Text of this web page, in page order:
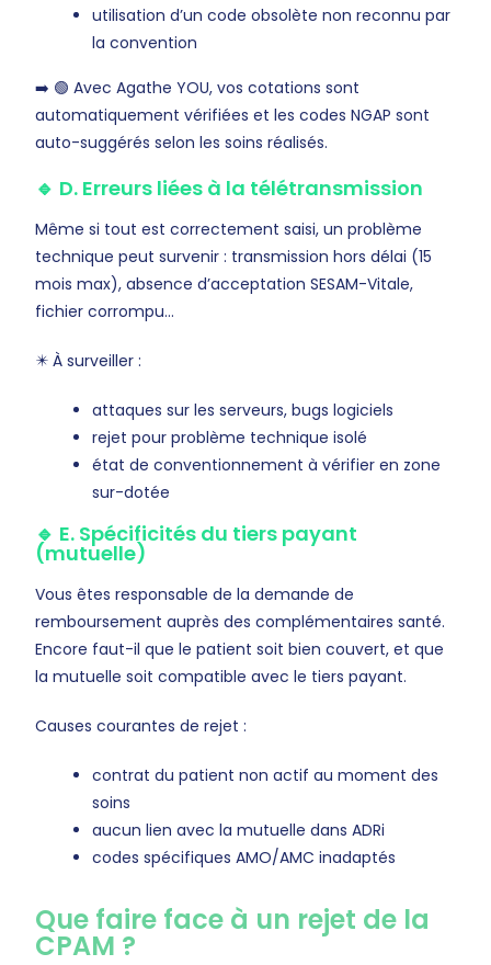
utilisation d’un code obsolète non reconnu par
la convention
➡️ 🟢 Avec Agathe YOU, vos cotations sont
automatiquement vérifiées et les codes NGAP sont
auto-suggérés selon les soins réalisés.
🔹 D. Erreurs liées à la télétransmission
Même si tout est correctement saisi, un problème
technique peut survenir : transmission hors délai (15
mois max), absence d’acceptation SESAM-Vitale,
fichier corrompu…
✴️ À surveiller :
attaques sur les serveurs, bugs logiciels
rejet pour problème technique isolé
état de conventionnement à vérifier en zone
sur-dotée
🔹 E. Spécificités du tiers payant
(mutuelle)
Vous êtes responsable de la demande de
remboursement auprès des complémentaires santé.
Encore faut-il que le patient soit bien couvert, et que
la mutuelle soit compatible avec le tiers payant.
Causes courantes de rejet :
contrat du patient non actif au moment des
soins
aucun lien avec la mutuelle dans ADRi
codes spécifiques AMO/AMC inadaptés
Que faire face à un rejet de la
CPAM ?